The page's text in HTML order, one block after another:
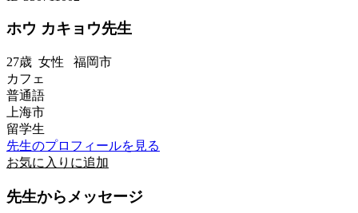
ホウ カキョウ先生
27歳 女性 福岡市
カフェ
普通語
上海市
留学生
先生のプロフィールを見る
お気に入りに追加
先生からメッセージ